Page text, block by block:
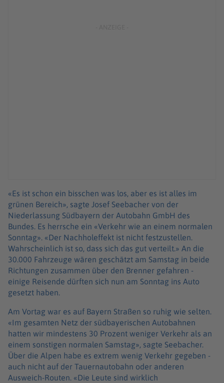
«Es ist schon ein bisschen was los, aber es ist alles im
grünen Bereich», sagte Josef Seebacher von der
Niederlassung Südbayern der Autobahn GmbH des
Bundes. Es herrsche ein «Verkehr wie an einem normalen
Sonntag». «Der Nachholeffekt ist nicht festzustellen.
Wahrscheinlich ist so, dass sich das gut verteilt.» An die
30.000 Fahrzeuge wären geschätzt am Samstag in beide
Richtungen zusammen über den Brenner gefahren -
einige Reisende dürften sich nun am Sonntag ins Auto
gesetzt haben.
Am Vortag war es auf Bayern Straßen so ruhig wie selten.
«Im gesamten Netz der südbayerischen Autobahnen
hatten wir mindestens 30 Prozent weniger Verkehr als an
einem sonstigen normalen Samstag», sagte Seebacher.
Über die Alpen habe es extrem wenig Verkehr gegeben -
auch nicht auf der Tauernautobahn oder anderen
Ausweich-Routen. «Die Leute sind wirklich